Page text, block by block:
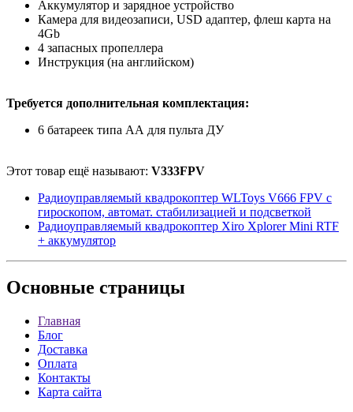
Аккумулятор и зарядное устройство
Камера для видеозаписи, USD адаптер, флеш карта на
4Gb
4 запасных пропеллера
Инструкция (на английском)
Требуется дополнительная комплектация:
6 батареек типа АА для пульта ДУ
Этот товар ещё называют: V333FPV
Радиоуправляемый квадрокоптер WLToys V666 FPV с
гироскопом, автомат. стабилизацией и подсветкой
Радиоуправляемый квадрокоптер Xiro Xplorer Mini RTF
+ аккумулятор
Основные страницы
Главная
Блог
Доставка
Оплата
Контакты
Карта сайта